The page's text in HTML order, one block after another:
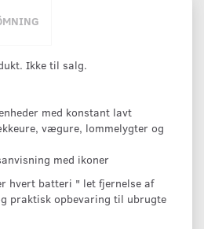
Ikke til salg.
med konstant lavt
vægure, lommelygter og
med ikoner
hvert batteri " let fjernelse af
praktisk opbevaring til ubrugte